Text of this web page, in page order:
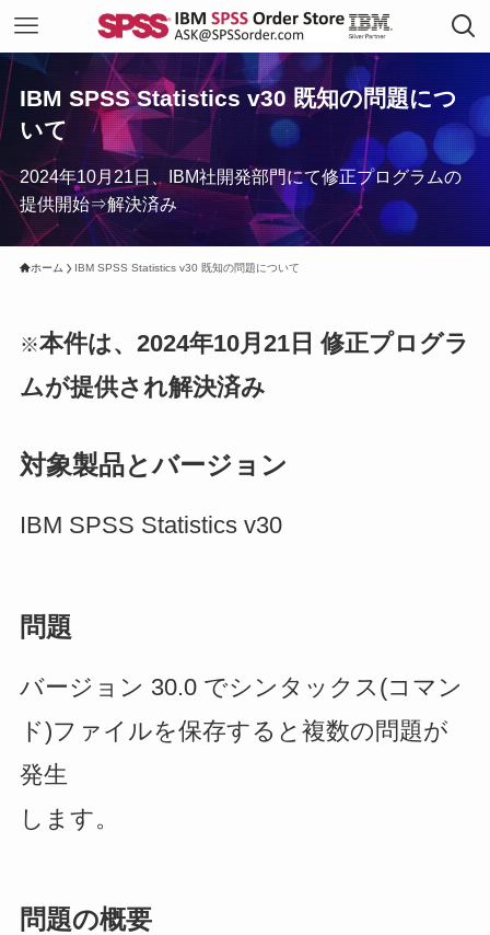
IBM SPSS Statistics v30 既知の問題につ
いて
2024年10月21日、IBM社開発部門にて修正プログラムの
提供開始⇒解決済み
ホーム IBM SPSS Statistics v30 既知の問題について
※本件は、 2024年10月21日 修正プログラ
ムが提供され解決済み
対象製品とバージョン
IBM SPSS Statistics v30
問題
バージョン 30.0 でシンタックス(コマン
ド)ファイルを保存すると複数の問題が
発生
します。
問題の概要